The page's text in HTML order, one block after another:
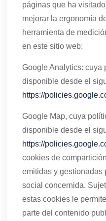
páginas que ha
mejorar la ergonomía
herramienta de
en este sitio web:
Google Analytics: cuya
disponible desde el
https://
Google Map, cuya
disponible desde el
https://
cookies de
emitidas y gestionadas
social concernida.
estas cookies le
parte del contenido